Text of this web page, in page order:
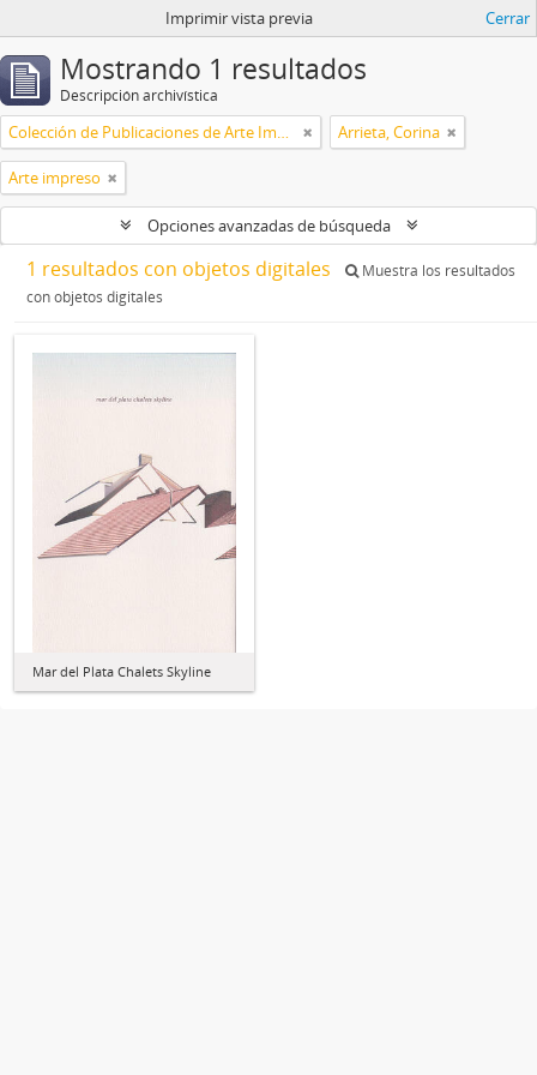
Imprimir vista previa Cerrar
Mostrando 1 resultados
Descripción archivística
Colección de Publicaciones de Arte Impreso Arrieta, Corina
Arte impreso
Opciones avanzadas de búsqueda
1 resultados con objetos digitales
Muestra los resultados
con objetos digitales
Mar del Plata Chalets Skyline